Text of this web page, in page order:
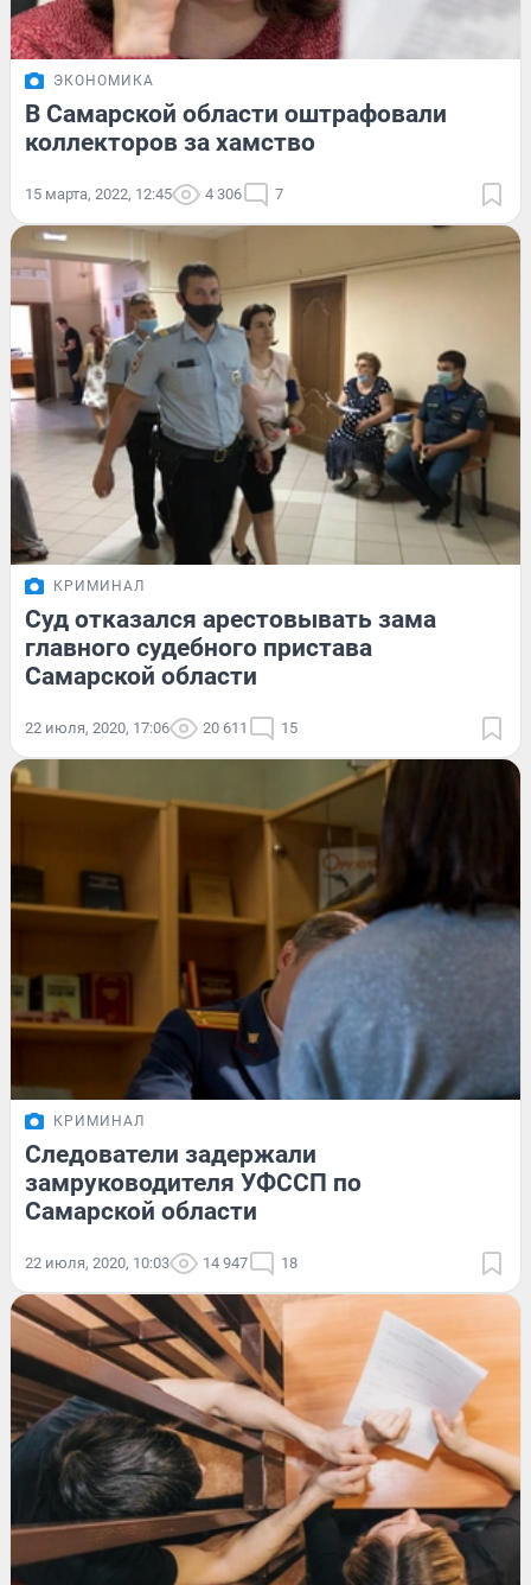
ЭКОНОМИКА
В Самарской области оштрафовали
коллекторов за хамство
15 марта, 2022, 12:45 4 306 7
КРИМИНАЛ
Суд отказался арестовывать зама
главного судебного пристава
Самарской области
22 июля, 2020, 17:06 20 611 15
КРИМИНАЛ
Следователи задержали
замруководителя УФССП по
Самарской области
22 июля, 2020, 10:03 14 947 18